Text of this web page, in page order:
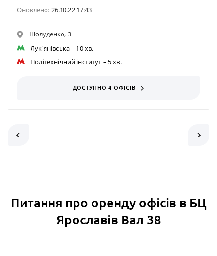
Оновлено: 26.10.22 17:43
Шолуденко, 3
Лук'янівська– 10 хв.
Політехнічний інститут – 5 хв.
ДОСТУПНО 4 ОФІСІВ
Питання про оренду офісів в БЦ
Ярославів Вал 38